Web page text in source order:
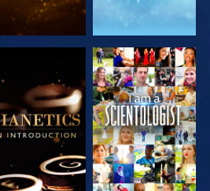
DÉCOUVRIR
LES SÉRIES
REGARDER